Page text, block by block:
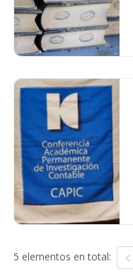
5 elementos en total: